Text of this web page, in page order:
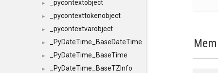
► _pycontextobject
► _pycontexttokenobject
► _pycontextvarobject
► _PyDateTime_BaseDateTime
► _PyDateTime_BaseTime
► _PyDateTime_BaseTZInfo